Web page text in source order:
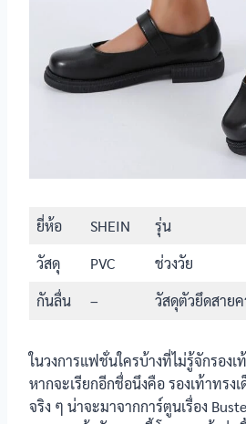
productnation
สายค
รองเท้า
สาย
สายค
นักเรียนหญิง
SHEIN รุ่นทรง
แมรี่เจน
สาย
นักเรียนหญิง
รองเท้า
นักเรียนหญิง
Popteen รุ่น
ยี่ห้อ SHEIN รุ่น
วัสดุ
PVC ช่วงวัย
กันลื่น
– วัสดุตัวยึดสาย
ในวงการแฟชั่นใครบ้างที่ไม่รู้จักรองเ
หากจะเรียกอีกชื่อนึงคือ รองเท้าทรง
จริง ๆ น่าจะมาจากการ์ตูนเรื่อง